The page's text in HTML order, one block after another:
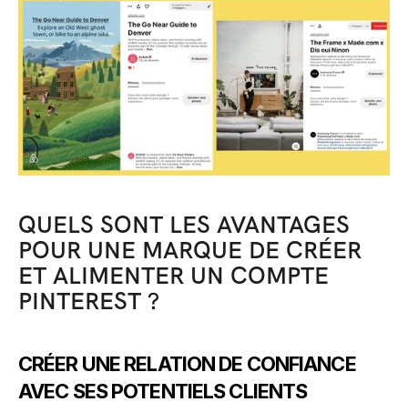
QUELS SONT LES AVANTAGES
POUR UNE MARQUE DE CRÉER
ET ALIMENTER UN COMPTE
PINTEREST ?
CRÉER UNE RELATION DE CONFIANCE
AVEC SES POTENTIELS CLIENTS